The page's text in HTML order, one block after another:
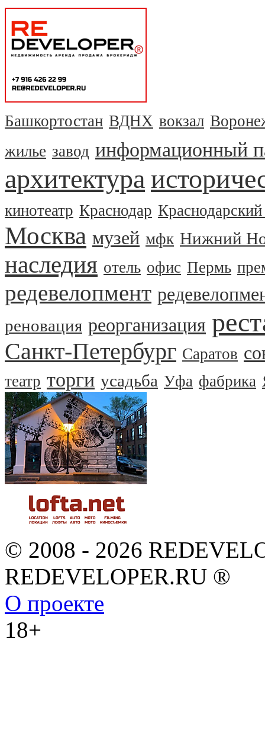
Башкортостан ВДНХ вокзал
жилье завод информационный
архитектура
кинотеатр Краснодар
Москва музей мфк Нижний
наследия отель офис Пермь
редевелопмент
реновация реорганизация
Санкт-Петербург Саратов
театр торги усадьба Уфа фабрика
© 2008 - 2026
REDEVELOPER.RU ®
О проекте
18+